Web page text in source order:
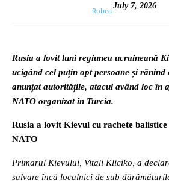
July 7, 2026
Rusia a lovit luni regiunea ucraineană
ucigând cel puțin opt persoane și rănind
anunțat autoritățile, atacul având loc în
NATO organizat în Turcia.
Rusia a lovit Kievul cu rachete
NATO
Primarul Kievului, Vitali Kliciko, a
salvare încă localnici de sub